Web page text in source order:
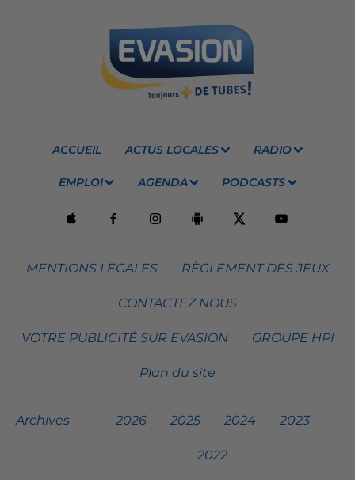
ACCUEIL ACTUS LOCALES RADIO
EMPLOI AGENDA PODCASTS
MENTIONS LEGALES RÈGLEMENT DES JEUX
CONTACTEZ NOUS
VOTRE PUBLICITÉ SUR EVASION GROUPE HPI
Plan du site
Archives 2026 2025 2024 2023
2022